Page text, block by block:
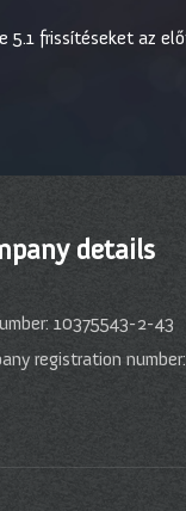
5.1 frissítéseket az
details
10375543-2-43
registration